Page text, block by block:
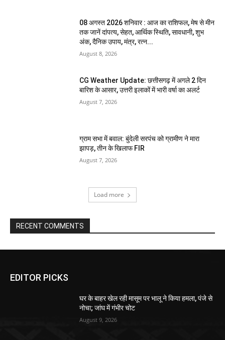
08 अगस्त 2026 शनिवार : आज का राशिफल, मेष से मीन
तक जानें दांपत्य, सेहत, आर्थिक स्थिति, सावधानी, शुभ
अंक, दैनिक उपाय, मंत्र, रत्न...
August 8, 2026
CG Weather Update: छत्तीसगढ़ में अगले 2 दिन
बारिश के आसार, उत्तरी इलाकों में भारी वर्षा का अलर्ट
August 7, 2026
ग्राम सभा में बवाल: बुंदेली सरपंच को ग्रामीण ने मारा
झापड़, तीन के खिलाफ FIR
August 7, 2026
Load more
RECENT COMMENTS
EDITOR PICKS
घर के बाहर खेल रही मासूम पर भालू ने किया हमला, पंजे से
नोचा; जांघ में गंभीर चोट
August 9, 2026